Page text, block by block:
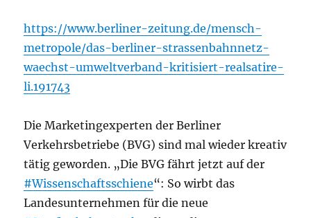
https://www.berliner-zeitung.de/mensch-
metropole/das-berliner-strassenbahnnetz-
waechst-umweltverband-kritisiert-realsatire-
li.191743
Die Marketingexperten der Berliner
Verkehrsbetriebe (BVG) sind mal wieder kreativ
tätig geworden. „Die BVG fährt jetzt auf der
#Wissenschaftsschiene“: So wirbt das
Landesunternehmen für die neue